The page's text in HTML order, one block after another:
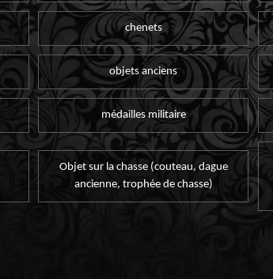
chenets
objets anciens
médailles militaire
Objet sur la chasse (couteau, dague
ancienne, trophée de chasse)